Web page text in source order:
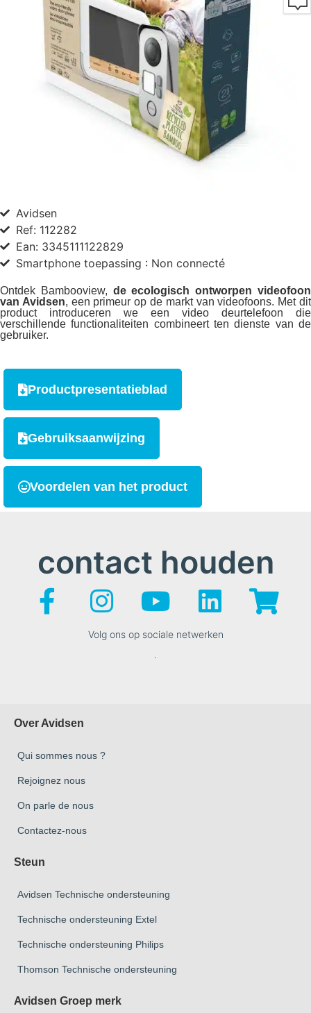
Avidsen
Ref: 112282
Ean: 3345111122829
Smartphone toepassing : Non connecté
Ontdek Bambooview, de ecologisch ontworpen videofoon
van Avidsen, een primeur op de markt van videofoons. Met dit
product introduceren we een video deurtelefoon die
verschillende functionaliteiten combineert ten dienste van de
gebruiker.
Productpresentatieblad
Gebruiksaanwijzing
Voordelen van het product
contact houden
Volg ons op sociale netwerken
.
Over Avidsen
Qui sommes nous ?
Rejoignez nous
On parle de nous
Contactez-nous
Steun
Avidsen Technische ondersteuning
Technische ondersteuning Extel
Technische ondersteuning Philips
Thomson Technische ondersteuning
Avidsen Groep merk